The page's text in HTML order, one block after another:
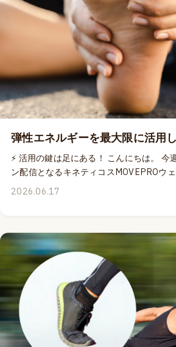
ます。 皆さまからいただいたご回答は、
値あるものにするための大切な参考とさ
回答期限：7月5日（日）23:59まで ▶
ートはこちら Success Clubへの参加をご
Clubは、プレミアムメンバー限定の新し
2026年のSuccess Clubは、7月13日の週
す。 参加をご希望の方は、7月5日（日
ムメンバーへお申込みください。 ▶ プレ
の詳細・お申込みはこちら 皆さまと共に
となることを、スタッフ一同楽しみにして
弾性エネルギーを最大限に活用
⚡ 活用の鍵は足にある！ こんにちは。 今
ン配信となるキネティコスMOVEPROウ
ク・アーチ：足底腱膜がいかにスピード、
の構造と知覚が重要であるのかを再確認
ジョギングを楽しむ人も、ランニングを
競技の一環として実践している人も、重
るギフトである床反力を、ネガティブな
ではなく、エネルギーのポテンシャルと
ための秘訣を知りたいのではないかと思
レチック・アーチ：足底腱膜がいかにス
ーを生み出すか」と、9月5&6日にライブ
2026.06.17